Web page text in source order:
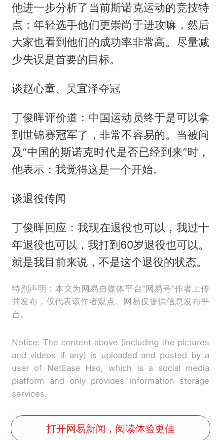
他进一步分析了当前斯诺克运动的竞技特
点：年轻选手他们更崇尚于进攻嘛，然后
大家也看到他们的成功率非常高。尽量减
少失误是首要的目标。
谈赵心童、吴宜泽夺冠
丁俊晖评价道：中国运动员终于是可以拿
到世锦赛冠军了，非常不容易的。当被问
及“中国的斯诺克时代是否已经到来”时，
他表示：我觉得这是一个开始。
谈退役传闻
丁俊晖回应：我现在退役也可以，我过十
年退役也可以，我打到60岁退役也可以。
就是我目前来说，不是这个退役的状态。
特别声明：本文为网易自媒体平台“网易号”作者上传
并发布，仅代表该作者观点。网易仅提供信息发布平
台。
Notice: The content above (including the pictures
and videos if any) is uploaded and posted by a
user of NetEase Hao, which is a social media
platform and only provides information storage
services.
打开网易新闻，阅读体验更佳